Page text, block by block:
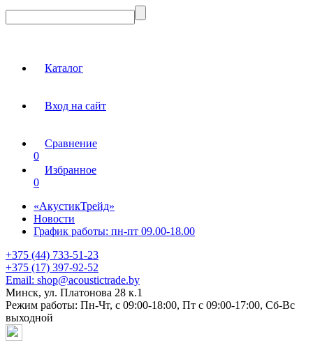
Каталог
Вход на сайт
Сравнение
0
Избранное
0
«АкустикТрейд»
Новости
График работы: пн-пт 09.00-18.00
+375 (44) 733-51-23
+375 (17) 397-92-52
Email: shop@acoustictrade.by
Минск, ул. Платонова 28 к.1
Режим работы: Пн-Чт, с 09:00-18:00, Пт с 09:00-17:00, Сб-Вс
выходной